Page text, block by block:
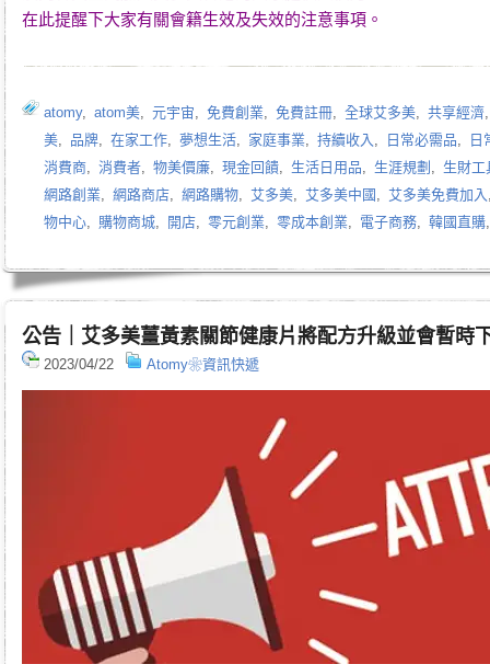
在此提醒下大家有關會籍生效及失效的注意事項。
atomy, atom美, 元宇宙, 免費創業, 免費註冊, 全球艾多美, 共享經濟
美, 品牌, 在家工作, 夢想生活, 家庭事業, 持續收入 , 日常必需品,
日
消費商, 消費者, 物美價廉, 現金回饋, 生活日用品, 生涯規劃 , 生財工
網路創業, 網路商店, 網路購物, 艾多美, 艾多美中國 , 艾多美免費加入
物中心, 購物商城, 開店, 零元創業, 零成本創業, 電子商務, 韓國直購
公告｜艾多美薑黃素關節健康片將配方升級並會暫時
2023/04/22 Atomy❀資訊快遞